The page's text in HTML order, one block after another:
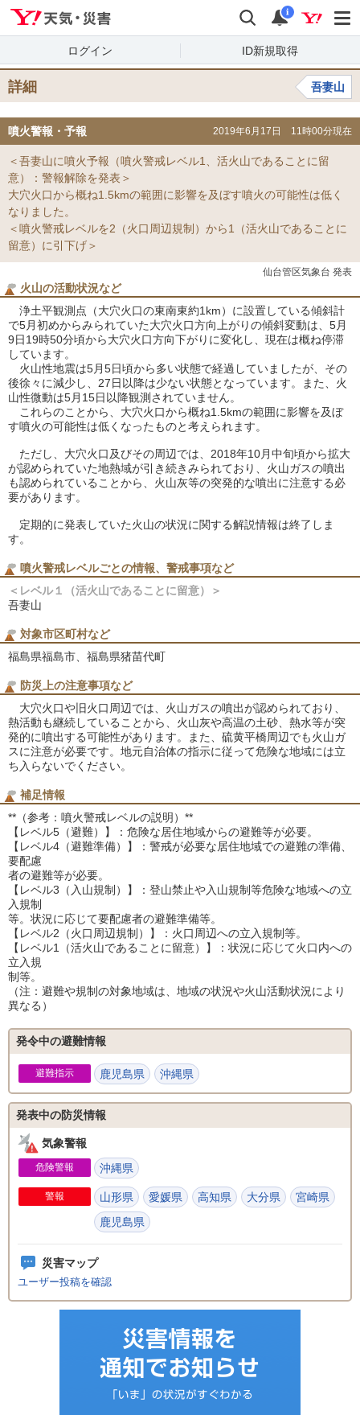
検索 通知
i
ログイン ID新規取得
詳細 吾妻山
噴火警報・予報 2019年6月17日 11時00分現在
＜吾妻山に噴火予報（噴火警戒レベル1、活火山であることに留
意）：警報解除を発表＞
大穴火口から概ね1.5kmの範囲に影響を及ぼす噴火の可能性は低く
なりました。
＜噴火警戒レベルを2（火口周辺規制）から1（活火山であることに
留意）に引下げ＞
仙台管区気象台 発表
火山の活動状況など
浄土平観測点（大穴火口の東南東約1km）に設置している傾斜計
で5月初めからみられていた大穴火口方向上がりの傾斜変動は、5月
9日19時50分頃から大穴火口方向下がりに変化し、現在は概ね停滞
しています。
火山性地震は5月5日頃から多い状態で経過していましたが、その
後徐々に減少し、27日以降は少ない状態となっています。また、火
山性微動は5月15日以降観測されていません。
これらのことから、大穴火口から概ね1.5kmの範囲に影響を及ぼ
す噴火の可能性は低くなったものと考えられます。
ただし、大穴火口及びその周辺では、2018年10月中旬頃から拡大
が認められていた地熱域が引き続きみられており、火山ガスの噴出
も認められていることから、火山灰等の突発的な噴出に注意する必
要があります。
定期的に発表していた火山の状況に関する解説情報は終了しま
す。
噴火警戒レベルごとの情報、警戒事項など
＜レベル１（活火山であることに留意）＞
吾妻山
対象市区町村など
福島県福島市、福島県猪苗代町
防災上の注意事項など
大穴火口や旧火口周辺では、火山ガスの噴出が認められており、
熱活動も継続していることから、火山灰や高温の土砂、熱水等が突
発的に噴出する可能性があります。また、硫黄平橋周辺でも火山ガ
スに注意が必要です。地元自治体の指示に従って危険な地域には立
ち入らないでください。
補足情報
**（参考：噴火警戒レベルの説明）**
【レベル5（避難）】：危険な居住地域からの避難等が必要。
【レベル4（避難準備）】：警戒が必要な居住地域での避難の準備、
要配慮
者の避難等が必要。
【レベル3（入山規制）】：登山禁止や入山規制等危険な地域への立
入規制
等。状況に応じて要配慮者の避難準備等。
【レベル2（火口周辺規制）】：火口周辺への立入規制等。
【レベル1（活火山であることに留意）】：状況に応じて火口内への
立入規
制等。
（注：避難や規制の対象地域は、地域の状況や火山活動状況により
異なる）
発令中の避難情報
避難指示 鹿児島県 沖縄県
発表中の防災情報
気象警報
危険警報 沖縄県
警報 山形県 愛媛県 高知県 大分県
宮崎県
鹿児島県
災害マップ
ユーザー投稿を確認